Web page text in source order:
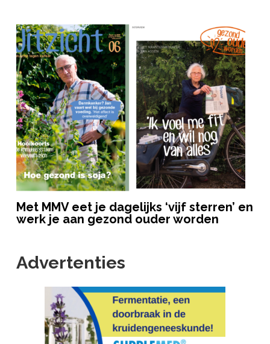
Met MMV eet je dagelijks ‘vijf sterren’ en
werk je aan gezond ouder worden
Advertenties